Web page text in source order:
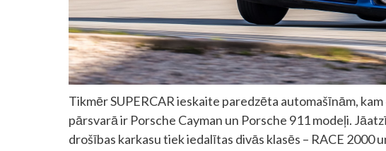
Tikmēr SUPERCAR ieskaite paredzēta automašīnām,
pārsvarā ir Porsche Cayman un Porsche 911 modeļi.
drošības karkasu tiek iedalītas divās klasēs – RACE 2000